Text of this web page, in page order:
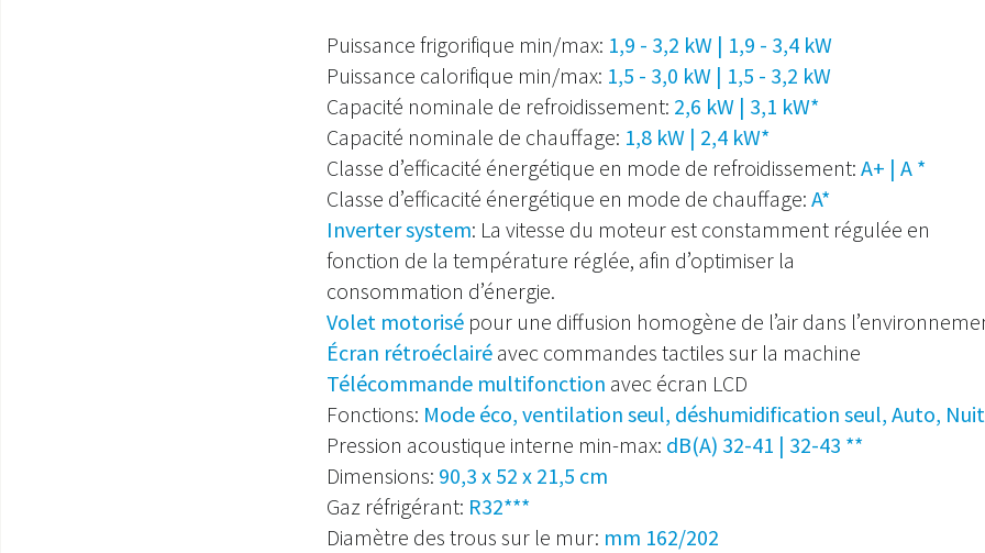
Puissance frigorifique min/max: 1,9 - 3,2 kW | 1,9 - 3,4 kW
Puissance calorifique min/max: 1,5 - 3,0 kW | 1,5 - 3,2 kW
Capacité nominale de refroidissement: 2,6 kW | 3,1 kW*
Capacité nominale de chauffage: 1,8 kW | 2,4 kW*
Classe d’efficacité énergétique en mode de refroidissement: A+ | A *
Classe d’efficacité énergétique en mode de chauffage: A*
Inverter system: La vitesse du moteur est constamment régulée en
fonction de la température réglée, afin d’optimiser la
consommation d’énergie.
Volet motorisé pour une diffusion homogène de l’air dans
Écran rétroéclairé avec commandes tactiles sur la machine
Télécommande multifonction avec écran LCD
Fonctions: Mode éco, ventilation seul, déshumidification seul, Auto,
Pression acoustique interne min-max: dB(A) 32-41 | 32-43 **
Dimensions: 90,3 x 52 x 21,5 cm
Gaz réfrigérant: R32***
Diamètre des trous sur le mur: mm 162/202